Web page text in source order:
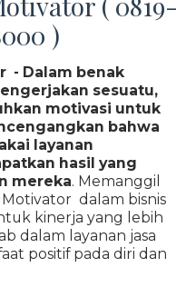
)
- Dalam benak
sesuatu,
motivasi untuk
bahwa
layanan
hasil yang
mereka. Memanggil
Motivator dalam bisnis
kinerja yang lebih
dalam layanan jasa
positif pada diri dan